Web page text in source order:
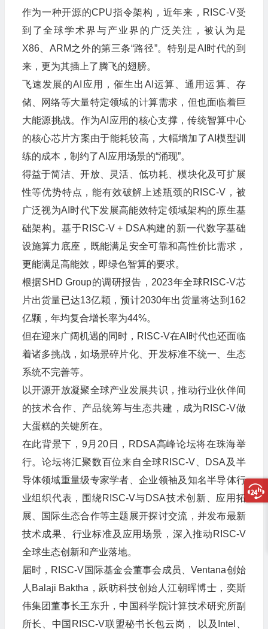
作为一种开源的CPU指令架构，近年来，RISC-V受
到了全球学术界与产业界的广泛关注，被认为是
X86、ARM之外的第三条“路径”。特别是AI时代的到
来，更为其插上了腾飞的翅膀。
飞速发展的AI应用，催生出AI运算、通用运算、存
储、网络等大量特定领域的计算需求，但也面临着巨
大能源挑战。作为AI应用的核心支撑，传统智算中心
的核心芯片方案由于能耗较高，大幅增加了AI模型训
练的成本，制约了AI应用场景的“涌现”。
得益于简洁、开放、灵活、低功耗、模块化及可扩展
性等优势特点，能有效破解上述瓶颈的RISC-V，被
广泛视为AI时代下发展高能效特定领域架构的原生基
础架构。基于RISC-V + DSA构建的新一代数字基础
设施算力底座，既能满足安全可靠和高性价比需求，
更能满足高能效，即绿色智算的要求。
根据SHD Group的调研报告，2023年全球RISC-V芯
片出货量已达13亿颗，预计2030年出货量将达到162
亿颗，年均复合增长率为44%。
但在迎来广阔机遇的同时，RISC-V在AI时代也还面临
着诸多挑战，如场景碎片化、开发标准不统一、生态
系统不完善等。
以开源开放凝聚全球产业发展共识，推动行业伙伴间
的技术合作、产品统筹与生态共建，成为RISC-V做
大蛋糕的关键所在。
在此背景下，9月20日，RDSA高峰论坛将在珠海举
行。论坛将汇聚数百位来自全球RISC-V、DSA及半
导体领域重量级专家学者、企业领袖及知名半导体行
业组织代表，围绕RISC-V与DSA技术创新、应用拓
展、国际生态合作等主题展开探讨交流，并发布最新
技术成果、行业标准及应用场景，深入推动RISC-V
全球生态创新和产业落地。
届时，RISC-V国际基金会董事会成员、Ventana创始
人Balaji Baktha，跃昉科技创始人江朝晖博士，奕斯
伟集团董事长王东升，中国科学院计算技术研究所副
所长、中国RISC-V联盟秘书长包云岗， 以及Intel、